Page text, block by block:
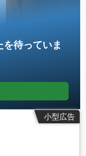
を待っていま
小型広告